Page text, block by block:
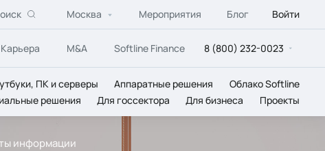
Москва Мероприятия Блог Войти
Карьера M&A Softline Finance 8 (800) 232-0023
ПК и серверы Аппаратные решения
Облако Softline
решения Для госсектора Для бизнеса Проекты
информации